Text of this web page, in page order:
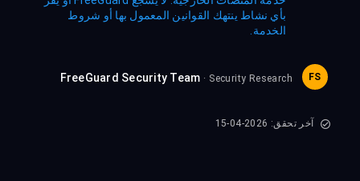
بأي نشاط ينتهك القوانين المعمول بها أو شروط
الخدمة.
FS
FreeGuard Security Team · Security Research
آخر تحقق: 2026-04-15